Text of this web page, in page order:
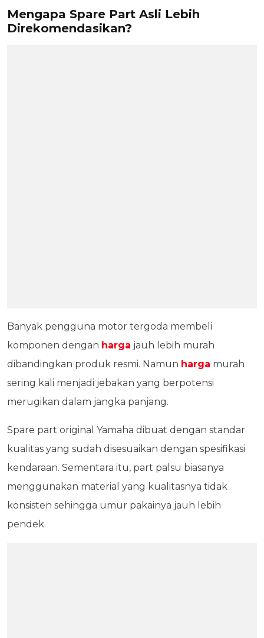
Mengapa Spare Part Asli Lebih
Direkomendasikan?
Banyak pengguna motor tergoda membeli
komponen dengan harga jauh lebih murah
dibandingkan produk resmi. Namun harga murah
sering kali menjadi jebakan yang berpotensi
merugikan dalam jangka panjang.
Spare part original Yamaha dibuat dengan standar
kualitas yang sudah disesuaikan dengan spesifikasi
kendaraan. Sementara itu, part palsu biasanya
menggunakan material yang kualitasnya tidak
konsisten sehingga umur pakainya jauh lebih
pendek.